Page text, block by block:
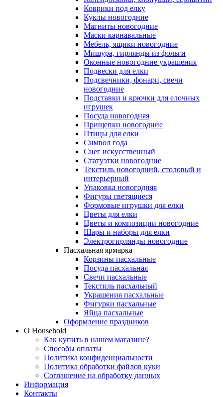
Коврики под елку
Куклы новогодние
Магниты новогодние
Маски карнавальные
Мебель, ящики новогодние
Мишура, гирлянды из фольги
Оконные новогодние украшения
Подвески для елки
Подсвечники, фонари, свечи
новогодние
Подставки и крючки для елочных
игрушек
Посуда новогодняя
Прищепки новогодние
Птицы для елки
Символ года
Снег искусственный
Статуэтки новогодние
Текстиль новогодний, столовый и
интерьерный
Упаковка новогодняя
Фигуры светящиеся
Формовые игрушки для елки
Цветы для елки
Цветы и композиции новогодние
Шары и наборы для елки
Электрогирлянды новогодние
Пасхальная ярмарка
Корзины пасхальные
Посуда пасхальная
Свечи пасхальные
Текстиль пасхальный
Украшения пасхальные
Фигурки пасхальные
Яйца пасхальные
Оформление праздников
О Household
Как купить в нашем магазине?
Способы оплаты
Политика конфиденциальности
Политика обработки файлов куки
Соглашение на обработку данных
Информация
Контакты